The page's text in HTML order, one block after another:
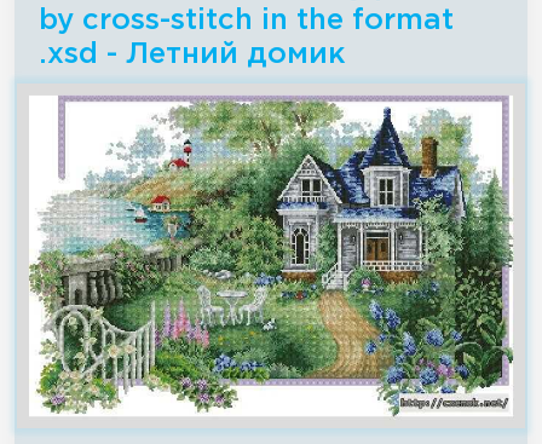
by cross-stitch in the format
.xsd - Летний домик